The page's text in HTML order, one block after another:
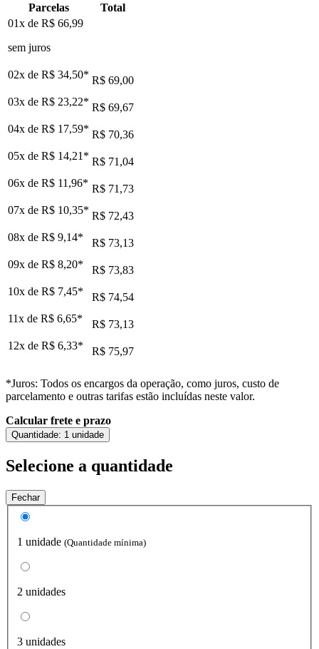
Parcelas
Total
01x de R$ 66,99
sem juros
02x de R$ 34,50* R$ 69,00
03x de R$ 23,22* R$ 69,67
04x de R$ 17,59* R$ 70,36
05x de R$ 14,21 * R$ 71,04
06x de R$ 11,96* R$ 71,73
07x de R$ 10,35* R$ 72,43
08x de R$ 9,14*
R$ 73,13
09x de R$ 8,20*
R$ 73,83
10x de R$ 7,45*
R$ 74,54
11x de R$ 6,65*
R$ 73,13
12x de R$ 6,33* R$ 75,97
*Juros: Todos os encargos da operação, como juros, custo de
parcelamento e outras tarifas estão incluídas neste valor.
Calcular frete e prazo
Quantidade: 1 unidade
Selecione a quantidade
Fechar
1 unidade (Quantidade mínima)
2 unidades
3 unidades